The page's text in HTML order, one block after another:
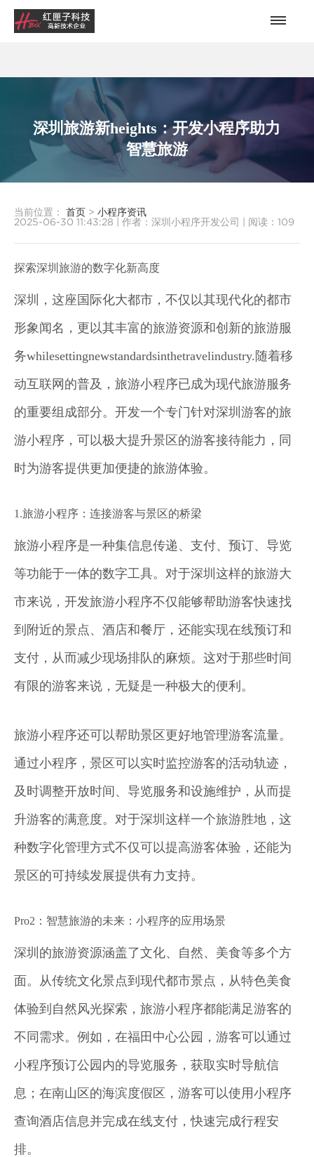
深圳旅游新heights：开发小程序助力
智慧旅游
当前位置： 首页 > 小程序资讯
2025-06-30 11:43:28
作者：深圳小程序开发公司 阅读： 109
探索深圳旅游的数字化新高度
深圳，这座国际化大都市，不仅以其现代化的都市
形象闻名，更以其丰富的旅游资源和创新的旅游服
务whilesettingnewstandardsinthetravelindustry.随着移
动互联网的普及，旅游小程序已成为现代旅游服务
的重要组成部分。开发一个专门针对深圳游客的旅
游小程序，可以极大提升景区的游客接待能力，同
时为游客提供更加便捷的旅游体验。
1.旅游小程序：连接游客与景区的桥梁
旅游小程序是一种集信息传递、支付、预订、导览
等功能于一体的数字工具。对于深圳这样的旅游大
市来说，开发旅游小程序不仅能够帮助游客快速找
到附近的景点、酒店和餐厅，还能实现在线预订和
支付，从而减少现场排队的麻烦。这对于那些时间
有限的游客来说，无疑是一种极大的便利。
旅游小程序还可以帮助景区更好地管理游客流量。
通过小程序，景区可以实时监控游客的活动轨迹，
及时调整开放时间、导览服务和设施维护，从而提
升游客的满意度。对于深圳这样一个旅游胜地，这
种数字化管理方式不仅可以提高游客体验，还能为
景区的可持续发展提供有力支持。
Pro2：智慧旅游的未来：小程序的应用场景
深圳的旅游资源涵盖了文化、自然、美食等多个方
面。从传统文化景点到现代都市景点，从特色美食
体验到自然风光探索，旅游小程序都能满足游客的
不同需求。例如，在福田中心公园，游客可以通过
小程序预订公园内的导览服务，获取实时导航信
息；在南山区的海滨度假区，游客可以使用小程序
查询酒店信息并完成在线支付，快速完成行程安
排。